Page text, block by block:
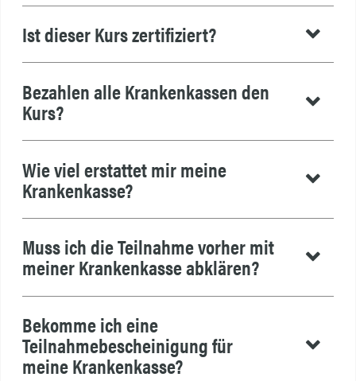
Ist dieser Kurs zertifiziert?
Bezahlen alle Krankenkassen den
Kurs?
Wie viel erstattet mir meine
Krankenkasse?
Muss ich die Teilnahme vorher mit
meiner Krankenkasse abklären?
Bekomme ich eine
Teilnahmebescheinigung für
meine Krankenkasse?